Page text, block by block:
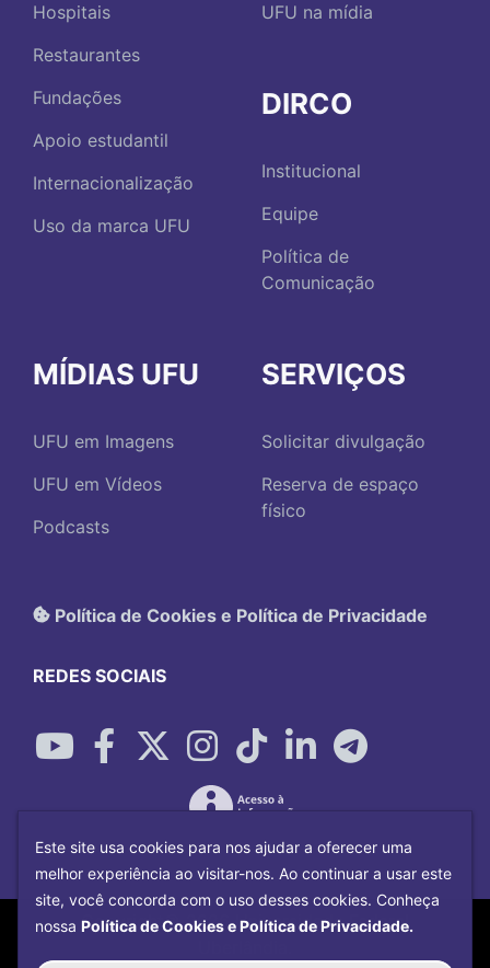
Hospitais
Restaurantes
Fundações
Apoio estudantil
Internacionalização
Uso da marca UFU
UFU na mídia
DIRCO
Institucional
Equipe
Política de
Comunicação
MÍDIAS UFU
UFU em Imagens
UFU em Vídeos
Podcasts
SERVIÇOS
Solicitar divulgação
Reserva de espaço
físico
Política de Cookies e Política de Privacidade
REDES SOCIAIS
Copyright©2026Universidade Federal
Este site usa cookies para nos ajudar a oferecer uma
melhor experiência ao visitar-nos. Ao continuar a usar este
site, você concorda com o uso desses cookies. Conheça
nossa Política de Cookies e Política de Privacidade.